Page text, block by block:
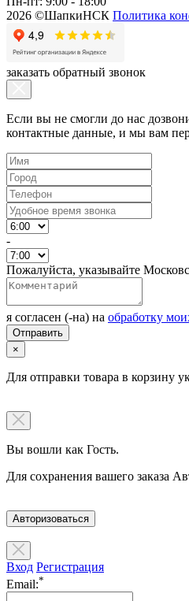
2026 ©ШапкиНСК Политика
заказать обратный звонок
Если вы не смогли до нас
контактные данные, и мы вам
-
Пожалуйста, указывайте
я согласен (-на) на обработку
×
Для отправки товара в корзину
Вы вошли как Гость.
Для сохранения вашего заказа
Авторизоваться
Вход Регистрация
Email:*